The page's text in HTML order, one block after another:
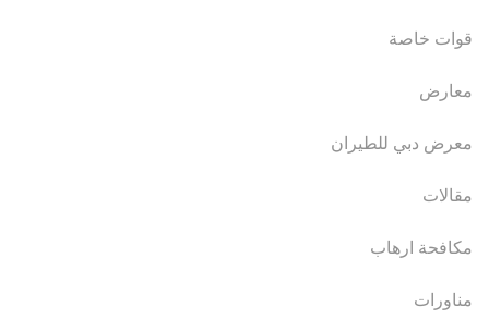
قوات خاصة
معارض
معرض دبي للطيران
مقالات
مكافحة ارهاب
مناورات